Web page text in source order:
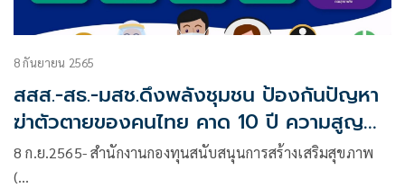
8 กันยายน 2565
สสส.-สธ.-มสช.ดึงพลังชุมชน ป้องกันปัญหา
ฆ่าตัวตายของคนไทย คาด 10 ปี ความสูญ
เสียแซงโรคไม่ติดต่อ
8 ก.ย.2565- สำนักงานกองทุนสนับสนุนการสร้างเสริมสุขภาพ
(…